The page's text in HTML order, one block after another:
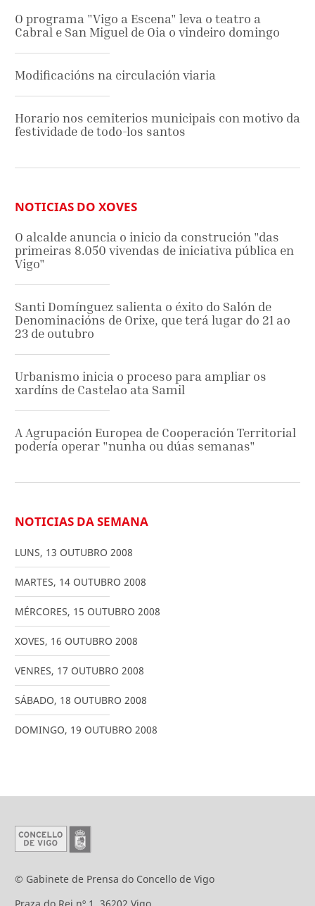
O programa "Vigo a Escena" leva o teatro a
Cabral e San Miguel de Oia o vindeiro domingo
Modificacións na circulación viaria
Horario nos cemiterios municipais con motivo da
festividade de todo-los santos
NOTICIAS DO XOVES
O alcalde anuncia o inicio da construción "das
primeiras 8.050 vivendas de iniciativa pública en
Vigo"
Santi Domínguez salienta o éxito do Salón de
Denominacións de Orixe, que terá lugar do 21 ao
23 de outubro
Urbanismo inicia o proceso para ampliar os
xardíns de Castelao ata Samil
A Agrupación Europea de Cooperación Territorial
podería operar "nunha ou dúas semanas"
NOTICIAS DA SEMANA
LUNS, 13 OUTUBRO 2008
MARTES, 14 OUTUBRO 2008
MÉRCORES, 15 OUTUBRO 2008
XOVES, 16 OUTUBRO 2008
VENRES, 17 OUTUBRO 2008
SÁBADO, 18 OUTUBRO 2008
DOMINGO, 19 OUTUBRO 2008
© Gabinete de Prensa do Concello de Vigo